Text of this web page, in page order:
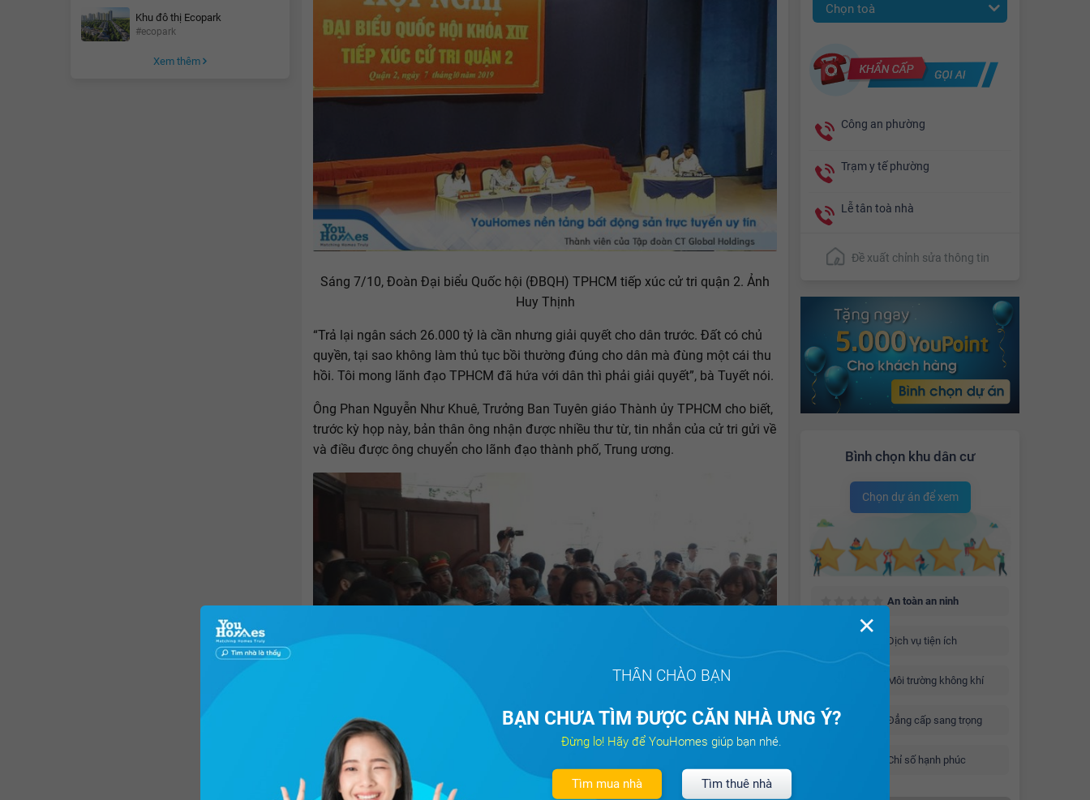
Khu đô thị Ecopark
#ecopark
Xem thêm
Chọn toà
Công an phường
Trạm y tế phường
Lễ tân toà nhà
Đề xuất chỉnh sửa thông tin
Bình chọn khu dân cư
Chọn dự án để xem
An toàn an ninh
Dịch vụ tiện ích
Môi trường không khí
Đẳng cấp sang trọng
Chỉ số hạnh phúc
Sáng 7/10, Đoàn Đại biểu Quốc hội (ĐBQH) TPHCM tiếp xúc cử tri quận 2. Ảnh
Huy Thịnh
“Trả lại ngân sách 26.000 tỷ là cần nhưng giải quyết cho dân trước. Đất có chủ
quyền, tại sao không làm thủ tục bồi thường đúng cho dân mà đùng một cái thu
hồi. Tôi mong lãnh đạo TPHCM đã hứa với dân thì phải giải quyết”, bà Tuyết nói.
Ông Phan Nguyễn Như Khuê, Trưởng Ban Tuyên giáo Thành ủy TPHCM cho biết,
trước kỳ họp này, bản thân ông nhận được nhiều thư từ, tin nhắn của cử tri gửi về
và điều được ông chuyển cho lãnh đạo thành phố, Trung ương.
Có rất đông cử tri đến dự. Ảnh Huy Thịnh
✕
THÂN CHÀO BẠN
BẠN CHƯA TÌM ĐƯỢC CĂN NHÀ ƯNG Ý?
Đừng lo! Hãy để YouHomes giúp bạn nhé.
Tìm mua nhà Tìm thuê nhà